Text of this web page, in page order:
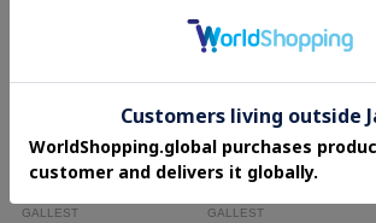
Haruka
159cm
GALLEST
miku
160cm
GALLEST